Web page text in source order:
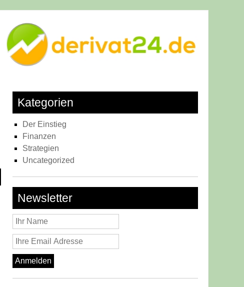
Kategorien
Der Einstieg
Finanzen
Strategien
Uncategorized
Newsletter